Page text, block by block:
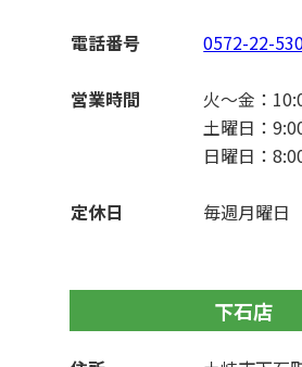
電話番号 0572-22-
営業時間
火～金：
土曜日：
日曜日：
定休日 毎週月曜日
下石店